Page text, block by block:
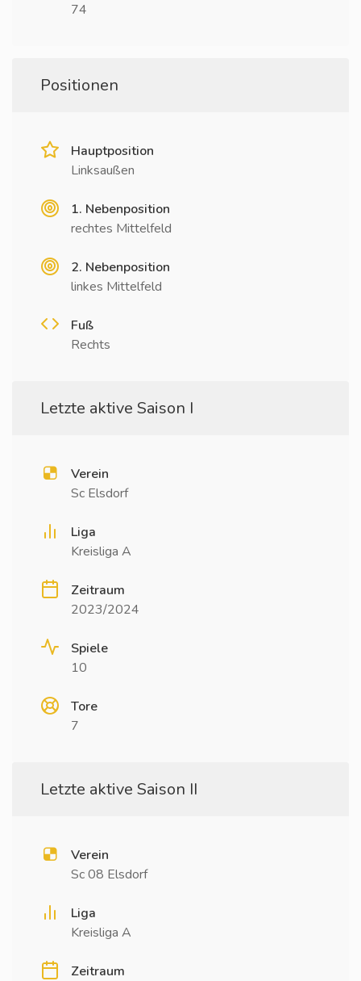
74
Positionen
Hauptposition
Linksaußen
1. Nebenposition
rechtes Mittelfeld
2. Nebenposition
linkes Mittelfeld
Fuß
Rechts
Letzte aktive Saison I
Verein
Sc Elsdorf
Liga
Kreisliga A
Zeitraum
2023/2024
Spiele
10
Tore
7
Letzte aktive Saison II
Verein
Sc 08 Elsdorf
Liga
Kreisliga A
Zeitraum